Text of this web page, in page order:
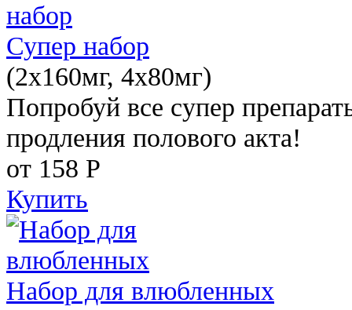
Супер набор
(2х160мг, 4х80мг)
Попробуй все супер
продления полового акта!
от 158 Р
Купить
Набор для влюбленных